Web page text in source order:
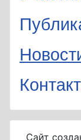
Сайт